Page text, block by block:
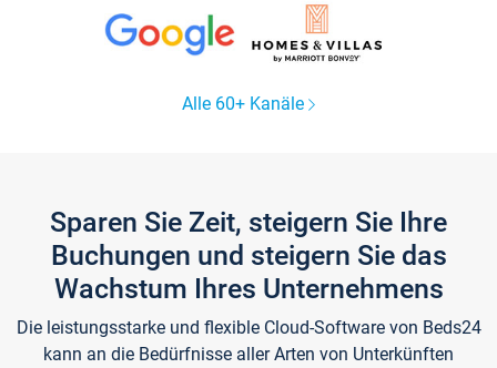
Alle 60+ Kanäle
Sparen Sie Zeit, steigern Sie Ihre
Buchungen und steigern Sie das
Wachstum Ihres Unternehmens
Die leistungsstarke und flexible Cloud-Software von Beds24
kann an die Bedürfnisse aller Arten von Unterkünften